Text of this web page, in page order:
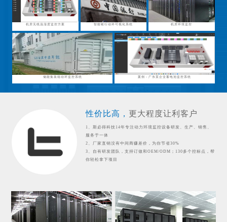
机房无线温湿度监控方案 智能银行动环可视化系统 机房环境监控
储能集装箱动环监控系统 案例：广东某企业蓄电池监控系统
性价比高， 更大程度让利客户
1、斯必得科技14年专注动力环境监控设备研发、生产、销售、
服务于一体
2、厂家直销没有中间商赚差价，为你节省30%
3、自有研发团队，支持订做和OEM/ODM；130多个控标点，帮
你轻松拿下项目